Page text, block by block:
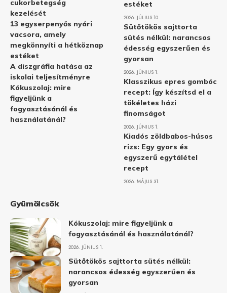
cukorbetegség
kezelését
13 egyserpenyős nyári
vacsora, amely
megkönnyíti a hétköznap
estéket
A diszgráfia hatása az
iskolai teljesítményre
Kókuszolaj: mire
figyeljünk a
fogyasztásánál és
használatánál?
estéket
2026. JÚLIUS 10.
Sütőtökös sajttorta
sütés nélkül: narancsos
édesség egyszerűen és
gyorsan
2026. JÚNIUS 1.
Klasszikus epres gombóc
recept: Így készítsd el a
tökéletes házi
finomságot
2026. JÚNIUS 1.
Kiadós zöldbabos-húsos
rizs: Egy gyors és
egyszerű egytálétel
recept
2026. MÁJUS 31.
Gyümölcsök
Kókuszolaj: mire figyeljünk a
fogyasztásánál és használatánál?
2026. JÚNIUS 1.
Sütőtökös sajttorta sütés nélkül:
narancsos édesség egyszerűen és
gyorsan